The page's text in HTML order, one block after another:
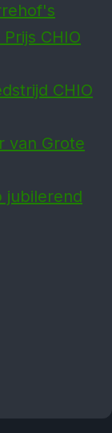
CHIO
CHIO
van Grote
jubilerend